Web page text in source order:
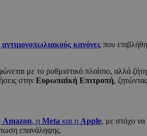
αντιμονοπωλιακούς κανόνες που
με το ρυθμιστικό πλαίσιο, αλλά
στην Ευρωπαϊκή Επιτροπή,
Amazon, η Meta και η Apple, με στόχο να
επανάληψης.